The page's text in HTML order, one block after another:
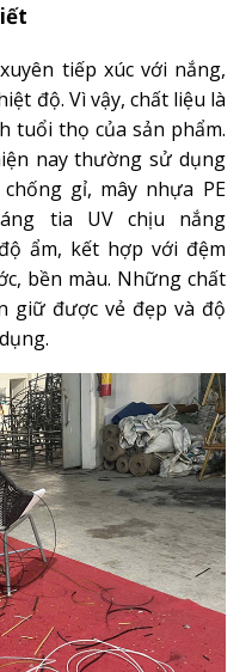
tiếp xúc với nắng,
độ. Vì vậy, chất liệu là
tuổi thọ của sản phẩm.
nay thường sử dụng
gỉ, mây nhựa PE
tia UV chịu nắng
ẩm, kết hợp với đệm
bền màu. Những chất
giữ được vẻ đẹp và độ